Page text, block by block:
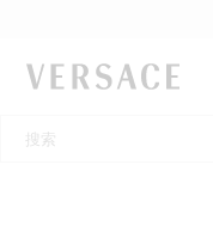
VERSACE | 主页